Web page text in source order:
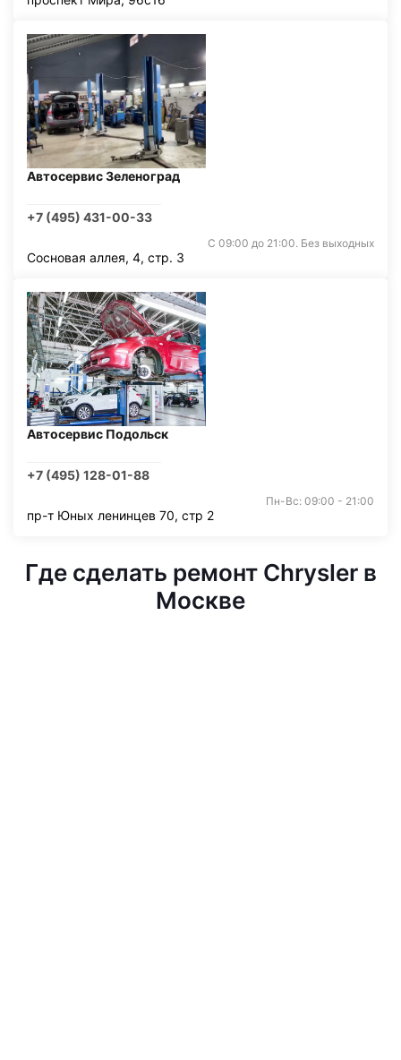
Автосервис Зеленоград
+7 (495) 431-00-33
С 09:00 до 21:00. Без выходных
Сосновая аллея, 4, стр. 3
Автосервис Подольск
+7 (495) 128-01-88
Пн-Вс: 09:00 - 21:00
пр-т Юных ленинцев 70, стр 2
Где сделать ремонт Chrysler в
Москве